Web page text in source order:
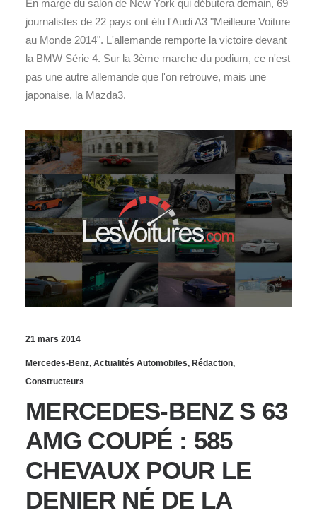
En marge du salon de New York qui débutera demain, 69
journalistes de 22 pays ont élu l'Audi A3 "Meilleure Voiture
au Monde 2014". L'allemande remporte la victoire devant
la BMW Série 4. Sur la 3ème marche du podium, ce n'est
pas une autre allemande que l'on retrouve, mais une
japonaise, la Mazda3.
21 mars 2014
Mercedes-Benz, Actualités Automobiles, Rédaction,
Constructeurs
MERCEDES-BENZ S 63
AMG COUPÉ : 585
CHEVAUX POUR LE
DENIER NÉ DE LA